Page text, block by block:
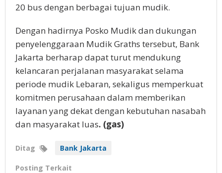
20 bus dengan berbagai tujuan mudik.
Dengan hadirnya Posko Mudik dan dukungan
penyelenggaraan Mudik Graths tersebut, Bank
Jakarta berharap dapat turut mendukung
kelancaran perjalanan masyarakat selama
periode mudik Lebaran, sekaligus memperkuat
komitmen perusahaan dalam memberikan
layanan yang dekat dengan kebutuhan nasabah
dan masyarakat luas. (gas)
Ditag Bank Jakarta
Posting Terkait